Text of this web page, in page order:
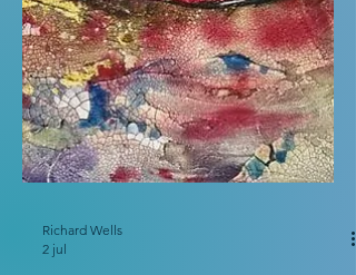
Richard Wells
2 jul